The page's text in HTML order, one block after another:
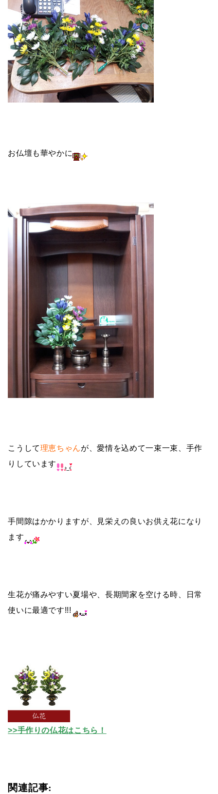
お仏壇も華やかに
こうして理恵ちゃんが、愛情を込めて一束一束、手作
りしています
手間隙はかかりますが、見栄えの良いお供え花になり
ます
生花が痛みやすい夏場や、長期間家を空ける時、日常
使いに最適です!!!
>>手作りの仏花はこちら！
関連記事: